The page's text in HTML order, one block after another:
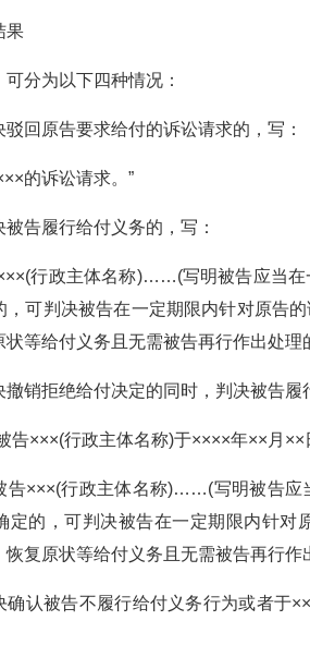
果
分为以下四种情况：
驳回原告要求给付的诉讼请求的，写：
的诉讼请求。”
告履行给付义务的，写：
行政主体名称)……(写明被告应当
，可判决被告在一定期限内针对原告
状等给付义务且无需被告再行作出处理
撤销拒绝给付决定的同时，判决被告履
告×××(行政主体名称)于××××年××月
告×××(行政主体名称)……(写明被告应
定的，可判决被告在一定期限内针
恢复原状等给付义务且无需被告再行作
确认被告不履行给付义务行为或者于